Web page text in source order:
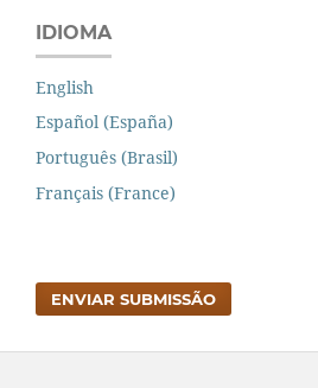
IDIOMA
English
Español (España)
Português (Brasil)
Français (France)
ENVIAR SUBMISSÃO